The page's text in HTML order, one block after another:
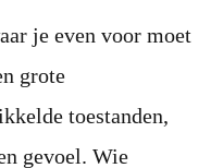
je even voor moet
grote
toestanden,
gevoel. Wie